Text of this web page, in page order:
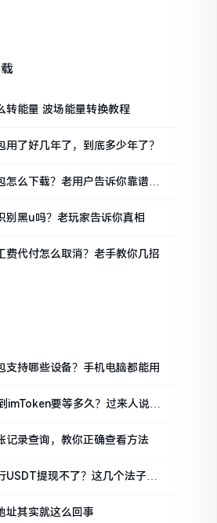
转能量 波场能量转换教程
了好几年了，到底多少年了？
么下载？老用户告诉你靠谱渠
别黑u吗？老玩家告诉你真相
代付怎么取消？老手教你几招
持哪些设备？手机电脑都能用
imToken要等多久？过来人说说
记录查询，教你正确查看方法
USDT提现不了？这几个法子能
址其实就这么回事